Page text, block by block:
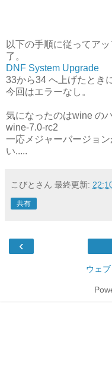
以下の手順に従ってア
了。
DNF System Upgrade
33から34 へ上げたとき
今回はエラーなし。
気になったのはwine の
wine-7.0-rc2
一応メジャーバージョ
い.....
こびとさん 最終更新:
共有
‹
ウェ